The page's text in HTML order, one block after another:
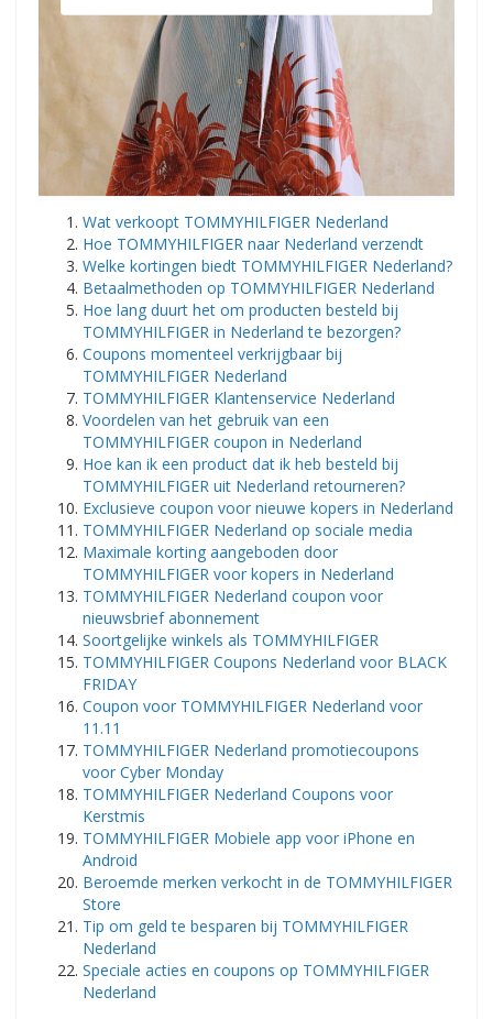
​Wat verkoopt TOMMYHILFIGER Nederland
Hoe TOMMYHILFIGER naar Nederland verzendt
Welke kortingen biedt TOMMYHILFIGER Nederland?
Betaalmethoden op TOMMYHILFIGER Nederland
Hoe lang duurt het om producten besteld bij
TOMMYHILFIGER in Nederland te bezorgen?
Coupons momenteel verkrijgbaar bij
TOMMYHILFIGER Nederland
TOMMYHILFIGER Klantenservice Nederland
Voordelen van het gebruik van een
TOMMYHILFIGER coupon in Nederland
Hoe kan ik een product dat ik heb besteld bij
TOMMYHILFIGER uit Nederland retourneren?
Exclusieve coupon voor nieuwe kopers in Nederland
TOMMYHILFIGER Nederland op sociale media
Maximale korting aangeboden door
TOMMYHILFIGER voor kopers in Nederland
TOMMYHILFIGER Nederland coupon voor
nieuwsbrief abonnement
Soortgelijke winkels als TOMMYHILFIGER
TOMMYHILFIGER Coupons Nederland voor BLACK
FRIDAY
Coupon voor TOMMYHILFIGER Nederland voor
11.11
TOMMYHILFIGER Nederland promotiecoupons
voor Cyber ​​​​Monday
TOMMYHILFIGER Nederland Coupons voor
Kerstmis
TOMMYHILFIGER Mobiele app voor iPhone en
Android
Beroemde merken verkocht in de TOMMYHILFIGER
Store
Tip om geld te besparen bij TOMMYHILFIGER
Nederland
Speciale acties en coupons op TOMMYHILFIGER
Nederland